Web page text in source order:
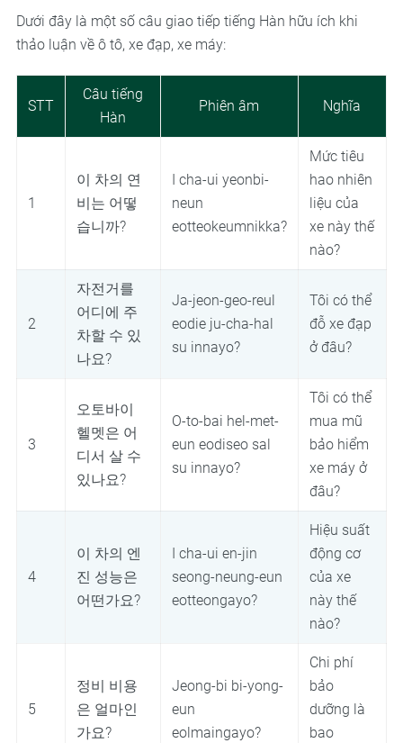
Dưới đây là một số câu giao tiếp tiếng Hàn hữu ích khi
thảo luận về ô tô, xe đạp, xe máy:
STT
Câu tiếng
Hàn
Phiên âm Nghĩa
1
이 차의 연
비는 어떻
습니까?
I cha-ui yeonbi-
neun
eotteokeumnikka?
Mức tiêu
hao nhiên
liệu của
xe này thế
nào?
2
자전거를
어디에 주
차할 수 있
나요?
Ja-jeon-geo-reul
eodie ju-cha-hal
su innayo?
Tôi có thể
đỗ xe đạp
ở đâu?
3
오토바이
헬멧은 어
디서 살 수
있나요?
O-to-bai hel-met-
eun eodiseo sal
su innayo?
Tôi có thể
mua mũ
bảo hiểm
xe máy ở
đâu?
4
이 차의 엔
진 성능은
어떤가요?
I cha-ui en-jin
seong-neung-eun
eotteongayo?
Hiệu suất
động cơ
của xe
này thế
nào?
5
정비 비용
은 얼마인
가요?
Jeong-bi bi-yong-
eun
eolmaingayo?
Chi phí
bảo
dưỡng là
bao